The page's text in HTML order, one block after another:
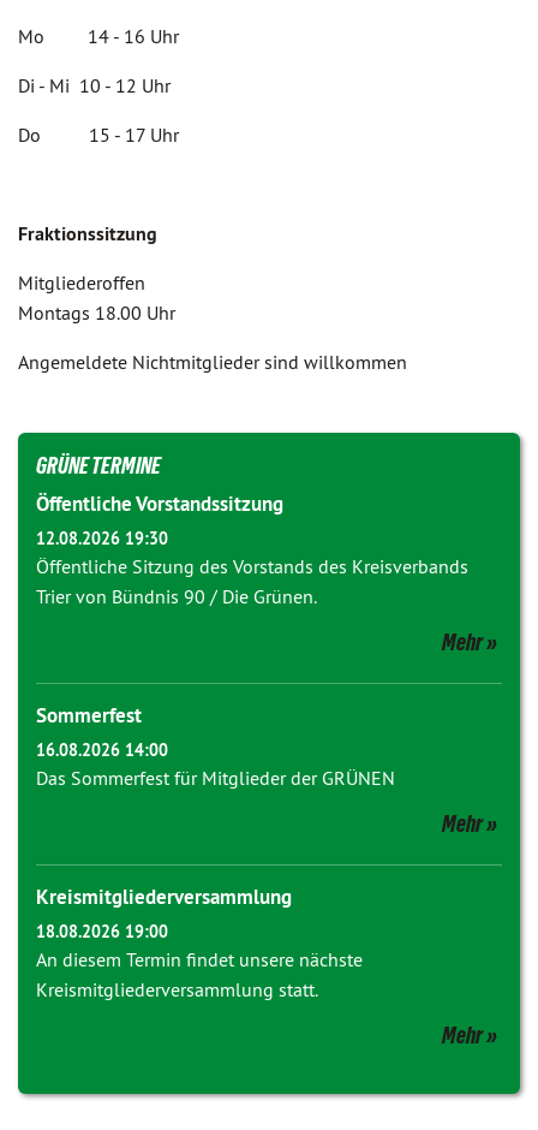
Mo 14 - 16 Uhr
Di - Mi 10 - 12 Uhr
Do 15 - 17 Uhr
Fraktionssitzung
Mitgliederoffen
Montags 18.00 Uhr
Angemeldete Nichtmitglieder sind willkommen
GRÜNE TERMINE
Öffentliche Vorstandssitzung
12.08.2026 19:30
Öffentliche Sitzung des Vorstands des Kreisverbands
Trier von Bündnis 90 / Die Grünen.
Mehr
Sommerfest
16.08.2026 14:00
Das Sommerfest für Mitglieder der GRÜNEN
Mehr
Kreismitgliederversammlung
18.08.2026 19:00
An diesem Termin findet unsere nächste
Kreismitgliederversammlung statt.
Mehr